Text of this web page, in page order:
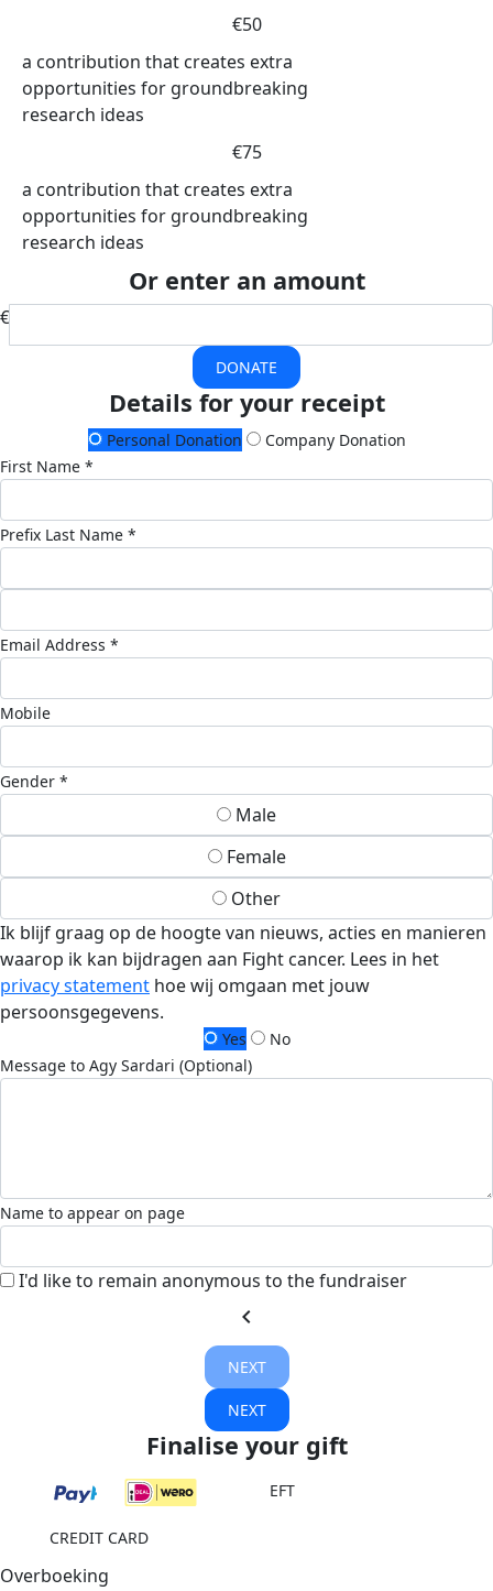
€50
a contribution that creates extra
opportunities for groundbreaking
research ideas
€75
a contribution that creates extra
opportunities for groundbreaking
research ideas
Or enter an amount
€
DONATE
Details for your receipt
Personal Donation
Company Donation
First Name *
Prefix Last Name *
Email Address *
Mobile
Gender *
Male
Female
Other
Ik blijf graag op de hoogte van nieuws, acties en manieren
waarop ik kan bijdragen aan Fight cancer. Lees in het
privacy statement hoe wij omgaan met jouw
persoonsgegevens.
Yes
No
Message to Agy Sardari (Optional)
Name to appear on page
I'd like to remain anonymous to the fundraiser
chevron_left
NEXT
NEXT
Finalise your gift
EFT
CREDIT CARD
Overboeking